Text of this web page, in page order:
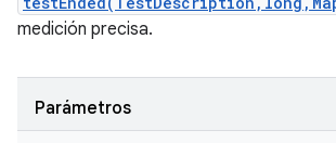
medición precisa.
Parámetros